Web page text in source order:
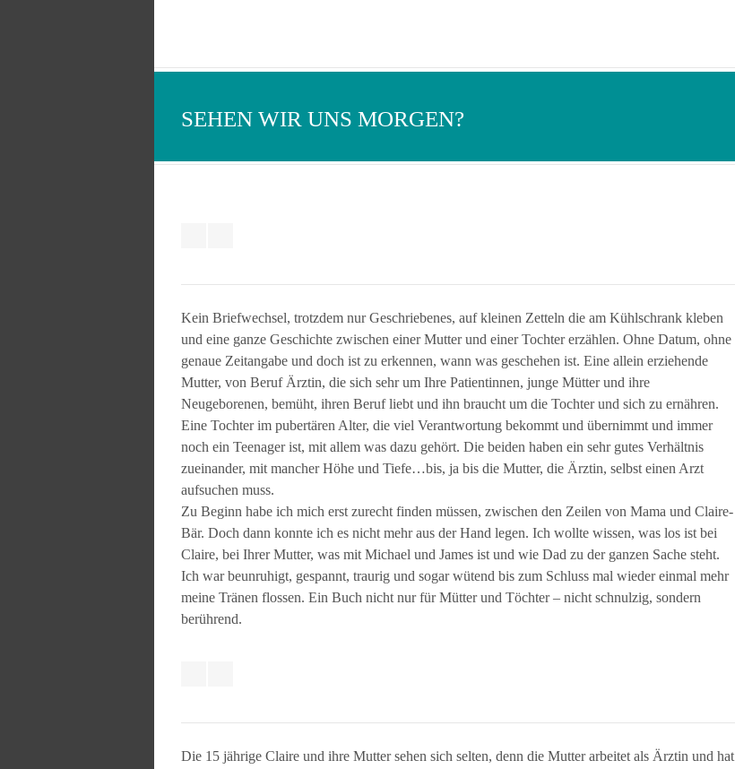
SEHEN WIR UNS MORGEN?
Kein Briefwechsel, trotzdem nur Geschriebenes, auf kleinen Zetteln die am Kühlschrank kleben
und eine ganze Geschichte zwischen einer Mutter und einer Tochter erzählen. Ohne Datum, ohne
genaue Zeitangabe und doch ist zu erkennen, wann was geschehen ist. Eine allein erziehende
Mutter, von Beruf Ärztin, die sich sehr um Ihre Patientinnen, junge Mütter und ihre
Neugeborenen, bemüht, ihren Beruf liebt und ihn braucht um die Tochter und sich zu ernähren.
Eine Tochter im pubertären Alter, die viel Verantwortung bekommt und übernimmt und immer
noch ein Teenager ist, mit allem was dazu gehört. Die beiden haben ein sehr gutes Verhältnis
zueinander, mit mancher Höhe und Tiefe…bis, ja bis die Mutter, die Ärztin, selbst einen Arzt
aufsuchen muss.
Zu Beginn habe ich mich erst zurecht finden müssen, zwischen den Zeilen von Mama und Claire-
Bär. Doch dann konnte ich es nicht mehr aus der Hand legen. Ich wollte wissen, was los ist bei
Claire, bei Ihrer Mutter, was mit Michael und James ist und wie Dad zu der ganzen Sache steht.
Ich war beunruhigt, gespannt, traurig und sogar wütend bis zum Schluss mal wieder einmal mehr
meine Tränen flossen. Ein Buch nicht nur für Mütter und Töchter – nicht schnulzig, sondern
berührend.
Die 15 jährige Claire und ihre Mutter sehen sich selten, denn die Mutter arbeitet als Ärztin und hat